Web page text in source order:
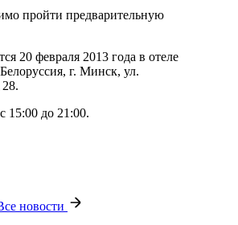
пройти предварительную
20 февраля 2013 года в отеле
г. Минск, ул.
15:00 до 21:00.
новости